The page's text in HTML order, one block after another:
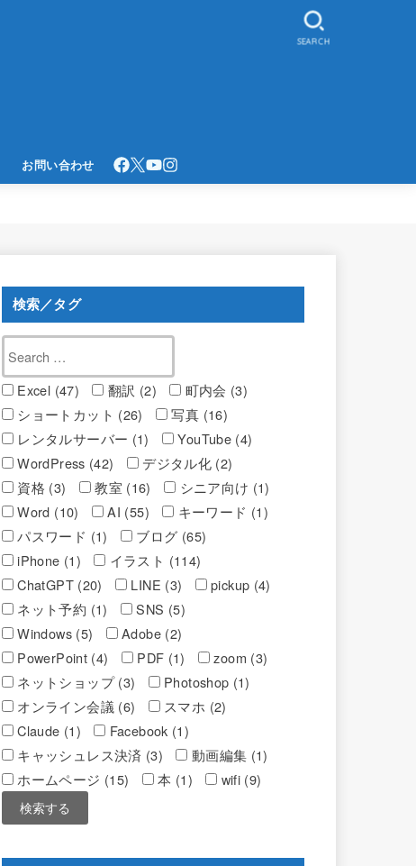
お問い合わせ
SEARCH
検索／タグ
Excel (47) 翻訳 (2)
町内会 (3)
ショートカット (26)
写真 (16)
レンタルサーバー (1)
YouTube (4)
WordPress (42)
デジタル化 (2)
資格 (3)
教室 (16)
シニア向け (1)
Word (10)
AI (55)
キーワード (1)
パスワード (1)
ブログ (65)
iPhone (1)
イラスト (114)
ChatGPT (20)
LINE (3)
pickup (4)
ネット予約 (1)
SNS (5)
Windows (5)
Adobe (2)
PowerPoint (4)
PDF (1)
zoom (3)
ネットショップ (3)
Photoshop (1)
オンライン会議 (6)
スマホ (2)
Claude (1)
Facebook (1)
キャッシュレス決済 (3)
動画編集 (1)
ホームページ (15)
本 (1) wifi (9)